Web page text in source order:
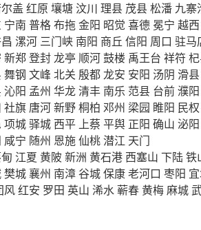
盖 红原 壤塘 汶川 理县 茂县松潘 九寨
宁南 普格布拖金阳 昭觉 喜德 冕宁 越西
漯河 三门峡 南阳 商丘 信阳 周口 驻马
新郑登封龙亭 顺河鼓楼 禹王台 祥符
舞钢 文峰 北关 殷都龙安 安阳 汤阴 滑县
沁阳 孟州 华龙清丰 南乐 范县 台前濮阳
社旗 唐河新野桐柏 邓州 梁园 睢阳 民权
项城驿城 西平 上蔡 平舆 正阳 确山 泌阳
咸宁 随州 恩施仙桃潜江 天门
江夏 黄陂 新洲 黄石港 西塞山 下陆铁
樊城襄州 南漳谷城保康老河口 枣阳
风红安 罗田 英山 浠水蕲春黄梅麻城